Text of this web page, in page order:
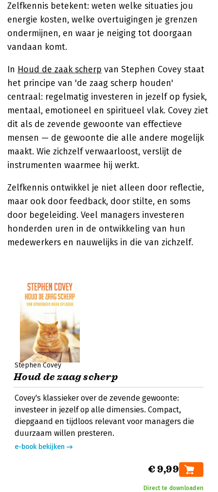
Zelfkennis betekent: weten welke situaties jou
energie kosten, welke overtuigingen je grenzen
ondermijnen, en waar je neiging tot doorgaan
vandaan komt.
In Houd de zaak scherp van Stephen Covey staat
het principe van 'de zaag scherp houden'
centraal: regelmatig investeren in jezelf op fysiek,
mentaal, emotioneel en spiritueel vlak. Covey ziet
dit als de zevende gewoonte van effectieve
mensen — de gewoonte die alle andere mogelijk
maakt. Wie zichzelf verwaarloost, verslijt de
instrumenten waarmee hij werkt.
Zelfkennis ontwikkel je niet alleen door reflectie,
maar ook door feedback, door stilte, en soms
door begeleiding. Veel managers investeren
honderden uren in de ontwikkeling van hun
medewerkers en nauwelijks in die van zichzelf.
Stephen Covey
Houd de zaag scherp
Covey's klassieker over de zevende gewoonte:
investeer in jezelf op alle dimensies. Compact,
diepgaand en tijdloos relevant voor managers die
duurzaam willen presteren.
e-book bekijken
€ 9,99
Direct te downloaden